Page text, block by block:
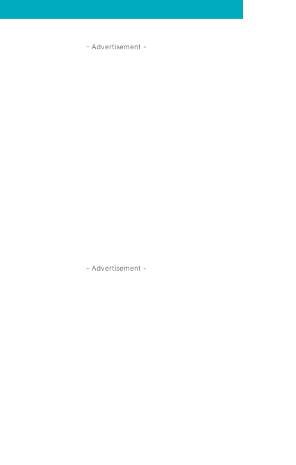
- Advertisement -
- Advertisement -